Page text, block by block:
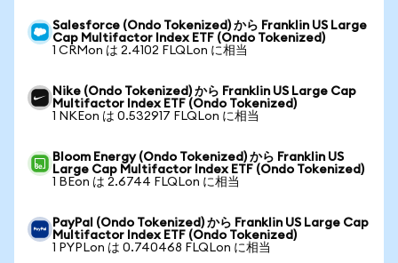
Salesforce (Ondo Tokenized) から Franklin US Large
Cap Multifactor Index ETF (Ondo Tokenized)
1 CRMon は 2.4102 FLQLon に相当
Nike (Ondo Tokenized) から Franklin US Large Cap
Multifactor Index ETF (Ondo Tokenized)
1 NKEon は 0.532917 FLQLon に相当
Bloom Energy (Ondo Tokenized) から Franklin US
Large Cap Multifactor Index ETF (Ondo Tokenized)
1 BEon は 2.6744 FLQLon に相当
PayPal (Ondo Tokenized) から Franklin US Large Cap
Multifactor Index ETF (Ondo Tokenized)
1 PYPLon は 0.740468 FLQLon に相当